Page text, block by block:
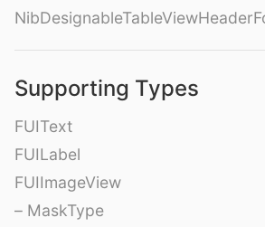
Supporting Types
FUIText
FUILabel
FUIImageView
– MaskType